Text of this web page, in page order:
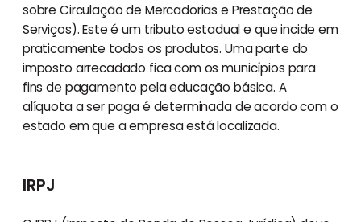
sobre Circulação de Mercadorias e Prestação de
Serviços). Este é um tributo estadual e que incide em
praticamente todos os produtos. Uma parte do
imposto arrecadado fica com os municípios para
fins de pagamento pela educação básica. A
alíquota a ser paga é determinada de acordo com o
estado em que a empresa está localizada.
IRPJ